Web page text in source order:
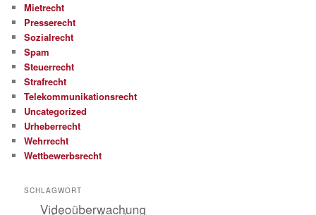
Mietrecht
Presserecht
Sozialrecht
Spam
Steuerrecht
Strafrecht
Telekommunikationsrecht
Uncategorized
Urheberrecht
Wehrrecht
Wettbewerbsrecht
SCHLAGWORT